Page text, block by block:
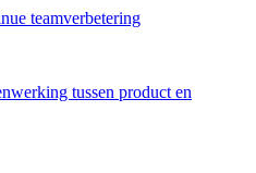
teamverbetering
tussen product en